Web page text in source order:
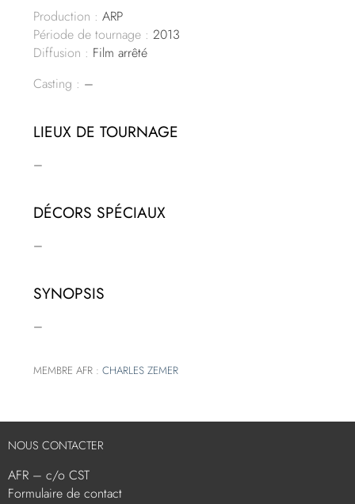
Production : ARP
Période de tournage : 2013
Diffusion : Film arrêté
Casting : –
LIEUX DE TOURNAGE
–
DÉCORS SPÉCIAUX
–
SYNOPSIS
–
MEMBRE AFR :CHARLES ZEMER
NOUS CONTACTER
AFR – c/o CST
Formulaire de contact